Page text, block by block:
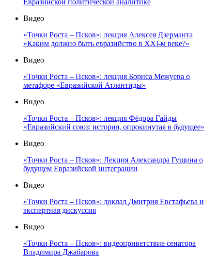
Евразийской политической аналитике
Видео
«Точки Роста – Псков»: лекция Алексея Дзерманта
«Каким должно быть евразийство в XXI-м веке?»
Видео
«Точки Роста – Псков»: лекция Бориса Межуева о
метафоре «Евразийской Атлантиды»
Видео
«Точки Роста – Псков»: лекция Фёдора Гайды
«Евразийский союз: история, опрокинутая в будущее»
Видео
«Точки Роста – Псков»: Лекция Александра Гущина о
будущем Евразийской интеграции
Видео
«Точки Роста – Псков»: доклад Дмитрия Евстафьева и
экспертная дискуссия
Видео
«Точки Роста – Псков»: видеоприветствие сенатора
Владимира Джабарова